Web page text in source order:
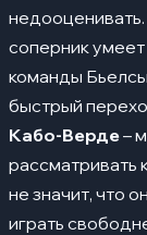
недооценивать.
соперник
команды
быстрый
Кабо-Верде–
рассматривать
не значит, что
играть